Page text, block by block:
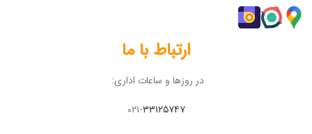
ارتباط با ما
در روزها و ساعات اداری:
۰۲۱-۳۳۱۲۵۷۴۷